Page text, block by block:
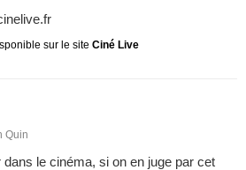
sur le site Ciné Live
Quin
le cinéma, si on en juge par cet